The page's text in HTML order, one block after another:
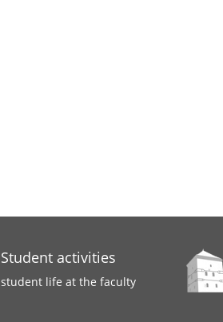
Student activities
student life at the faculty